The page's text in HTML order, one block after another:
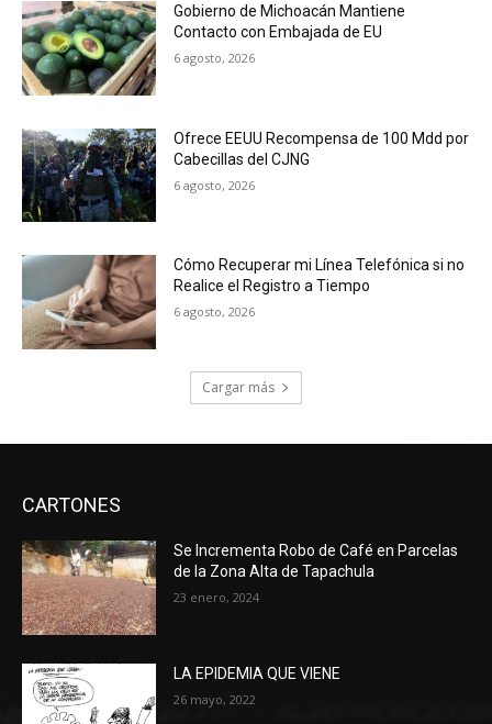
Gobierno de Michoacán Mantiene
Contacto con Embajada de EU
6 agosto, 2026
Ofrece EEUU Recompensa de 100 Mdd por
Cabecillas del CJNG
6 agosto, 2026
Cómo Recuperar mi Línea Telefónica si no
Realice el Registro a Tiempo
6 agosto, 2026
Cargar más
CARTONES
Se Incrementa Robo de Café en Parcelas
de la Zona Alta de Tapachula
23 enero, 2024
LA EPIDEMIA QUE VIENE
26 mayo, 2022